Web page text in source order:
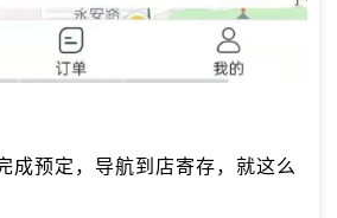
成预定，导航到店寄存，就这么